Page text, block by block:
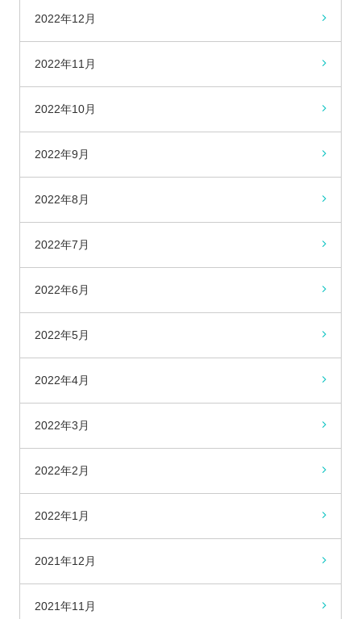
2022年12月
2022年11月
2022年10月
2022年9月
2022年8月
2022年7月
2022年6月
2022年5月
2022年4月
2022年3月
2022年2月
2022年1月
2021年12月
2021年11月